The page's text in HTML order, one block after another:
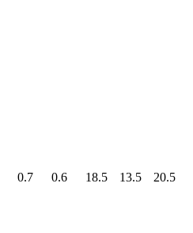
0.7 0.6 18.5 13.5 20.5